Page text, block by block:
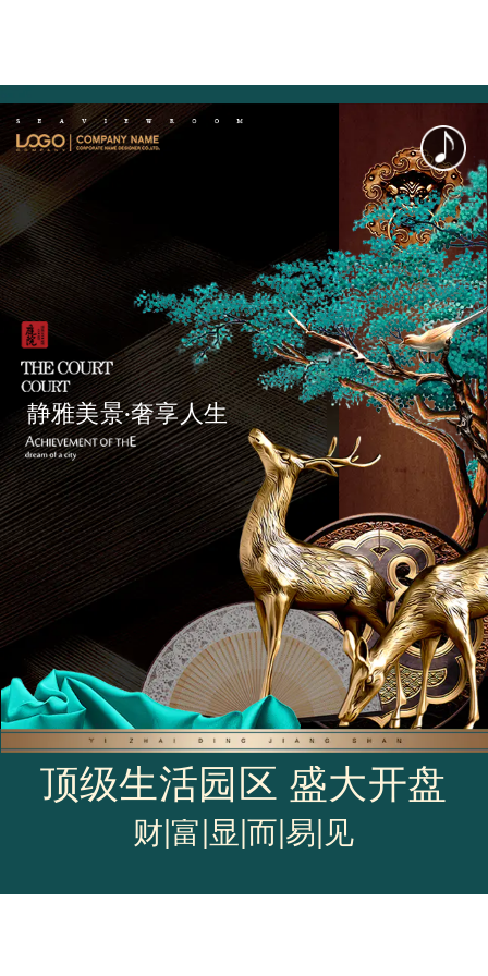
静雅美景·奢享人生
顶级生活园区 盛大开盘
财|富|显|而|易|见